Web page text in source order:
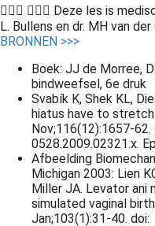
👩🏻‍⚕️ 👨🏻‍⚕️ Deze les is
L. Bullens en dr. MH van der
BRONNEN >>>
Boek: JJ de Morree,
bindweefsel, 6e druk
Svabík K, Shek KL,
hiatus have to stretch
Nov;116(12):1657-
0528.2009.02321.x.
Afbeelding
Michigan 2003: Lien
Miller JA. Levator ani
simulated vaginal
Jan;103(1):31-40. doi: